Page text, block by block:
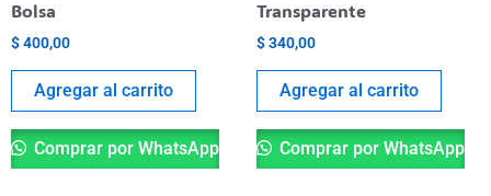
Bolsa
$400,00
Agregar al carrito
Comprar por WhatsApp
Transparente
$340,00
Agregar al carrito
Comprar por WhatsApp